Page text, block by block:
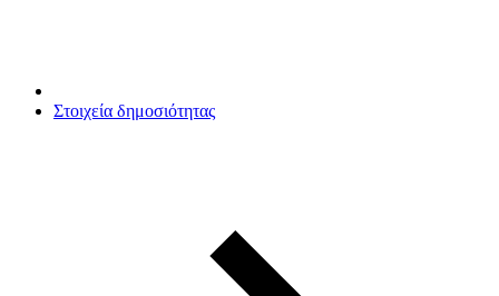
Στοιχεία δημοσιότητας